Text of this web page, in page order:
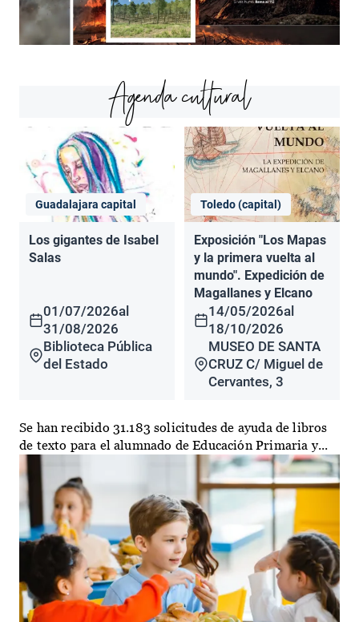
Agenda cultural
Guadalajara capital
Los gigantes de Isabel
Salas
01/07/2026al
31/08/2026
Biblioteca Pública
del Estado
Toledo (capital)
Exposición "Los Mapas
y la primera vuelta al
mundo". Expedición de
Magallanes y Elcano
14/05/2026al
18/10/2026
MUSEO DE SANTA
CRUZ C/ Miguel de
Cervantes, 3
Se han recibido 31.183 solicitudes de ayuda de libros
de texto para el alumnado de Educación Primaria y...